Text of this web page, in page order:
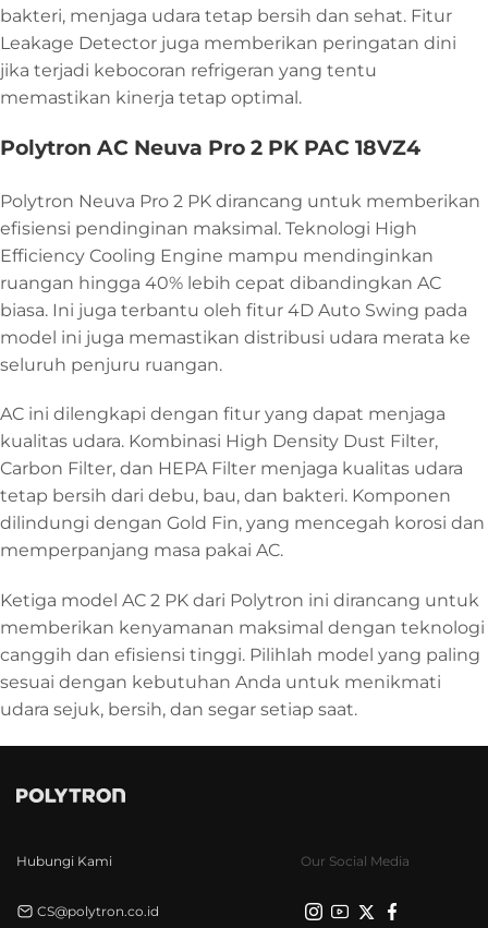
bakteri, menjaga udara tetap bersih dan sehat. Fitur
Leakage Detector juga memberikan peringatan dini
jika terjadi kebocoran refrigeran yang tentu
memastikan kinerja tetap optimal.
Polytron AC Neuva Pro 2 PK PAC 18VZ4
Polytron Neuva Pro 2 PK dirancang untuk memberikan
efisiensi pendinginan maksimal. Teknologi High
Efficiency Cooling Engine mampu mendinginkan
ruangan hingga 40% lebih cepat dibandingkan AC
biasa. Ini juga terbantu oleh fitur 4D Auto Swing pada
model ini juga memastikan distribusi udara merata ke
seluruh penjuru ruangan.
AC ini dilengkapi dengan fitur yang dapat menjaga
kualitas udara. Kombinasi High Density Dust Filter,
Carbon Filter, dan HEPA Filter menjaga kualitas udara
tetap bersih dari debu, bau, dan bakteri. Komponen
dilindungi dengan Gold Fin, yang mencegah korosi dan
memperpanjang masa pakai AC.
Ketiga model AC 2 PK dari Polytron ini dirancang untuk
memberikan kenyamanan maksimal dengan teknologi
canggih dan efisiensi tinggi. Pilihlah model yang paling
sesuai dengan kebutuhan Anda untuk menikmati
udara sejuk, bersih, dan segar setiap saat.
Hubungi Kami
CS@polytron.co.id
Our Social Media